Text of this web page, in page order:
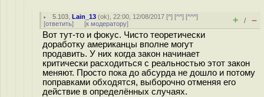
5.103 ,Lain_13 (ok), 22:00, 12/08/2017 [^] [^^] [^^^]
[ответить] [к модератору] + / –
Вот тут-то и фокус. Чисто теоретически
доработку американцы вполне могут
продавить. У них когда закон начинает
критически расходиться с реальностью этот закон
меняют. Просто пока до абсурда не дошло и потому
поправками обходятся, выборочно отменяя его
действие в определённых случаях.